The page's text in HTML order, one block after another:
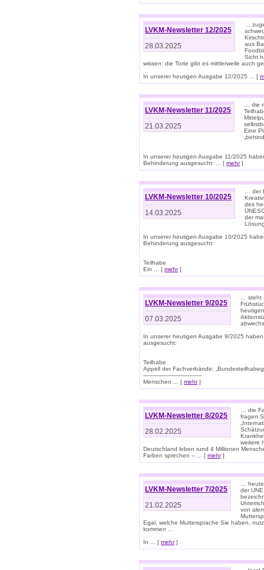
LVKM-Newsletter 12/2025
28.03.2025
…
aus
Sicht
wissen: die Torte gibt es mittlerweile auch
In unserer heutigen Ausgabe 12/2025 ... [
LVKM-Newsletter 11/2025
21.03.2025
… die
Eine
In unserer heutigen Ausgabe 11/2025
Behinderung ausgesucht: ... [ mehr]
LVKM-Newsletter 10/2025
14.03.2025
… der
des
der
In unserer heutigen Ausgabe 10/2025
Behinderung ausgesucht:
Teilhabe
Ein ... [ mehr]
LVKM-Newsletter 9/2025
07.03.2025
… steht
In unserer heutigen Ausgabe 9/2025
ausgesucht:
Teilhabe
Appell der Fachverbände:
---------------------------------
Menschen ... [ mehr]
LVKM-Newsletter 8/2025
28.02.2025
… die
fragen
weitere
Deutschland leben rund 4 Millionen
Farben sprechen – ... [ mehr]
LVKM-Newsletter 7/2025
21.02.2025
…
der
von
Egal, welche Muttersprache Sie haben,
kommen …
In ... [ mehr]